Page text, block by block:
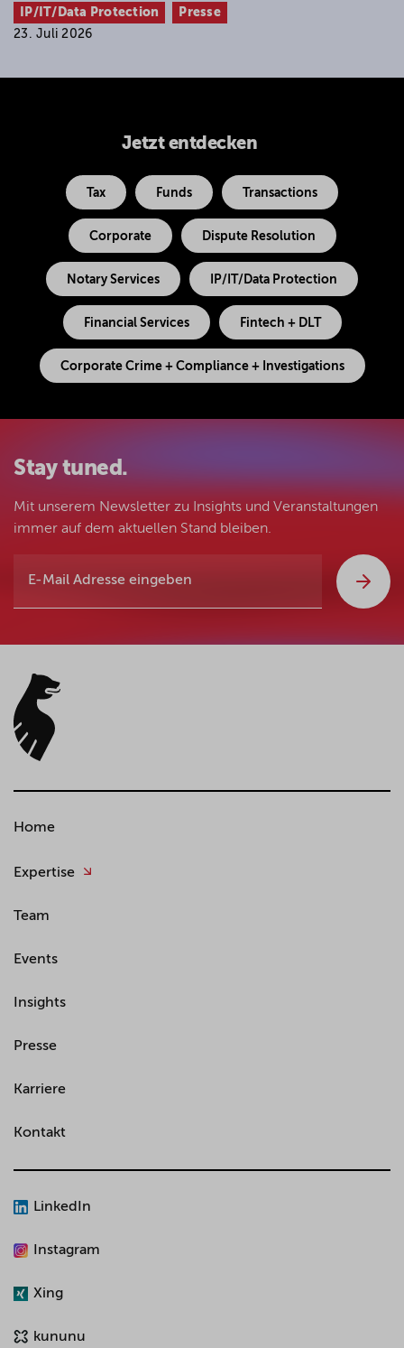
IP/IT/Data Protection
Presse
23. Juli 2026
Jetzt entdecken
Tax Funds Transactions
Corporate Dispute Resolution
Notary Services IP/IT/Data Protection
Financial Services Fintech + DLT
Corporate Crime + Compliance + Investigations
Stay tuned.
Mit unserem Newsletter zu Insights und Veranstaltungen
immer auf dem aktuellen Stand bleiben.
Home
Expertise
Team
Events
Insights
Presse
Karriere
Kontakt
LinkedIn
Instagram
Xing
kununu